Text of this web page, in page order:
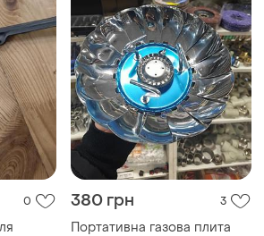
0 380 грн 3
Портативна газова плита